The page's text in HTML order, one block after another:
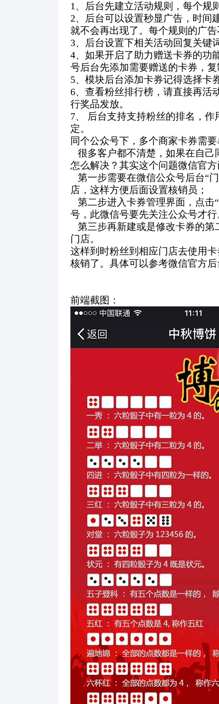
1 、后台先建立活动规则，每个规
2、后台可以设置秒显广告，时间
就不会再出现了。每个规则的广
3、后台设置下相关活动回复关键
4、如果开启了助力赠送卡券的功
号后台先添加需要赠送的卡券，
5、模块后台添加卡券记得选择卡
6、查看粉丝排行榜，请直接再活
行奖品发放。
7、
后台支持支持粉丝的排名，
定。
同个公众号下，多个商家卡券需
很多客户都不清楚，如果在自
怎么解决？其实这个问题微信官
第一步需要在微信公众号后台“
店，这样方便后面设置核销员；
第二步进入卡券管理界面，点击
号，此微信号要先关注公众号才行
第三步再新建或是修改卡券的
门店。
这样到时粉丝到相应门店去使用
核销了。具体可以参考微信官方
前端截图：